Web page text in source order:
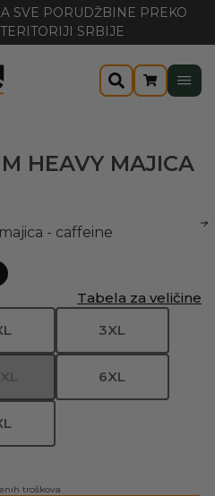
SVE PORUDŽBINE PREKO
SRBIJE
HEAVY MAJICA
Tabela za veličine
3XL
6XL
troškova